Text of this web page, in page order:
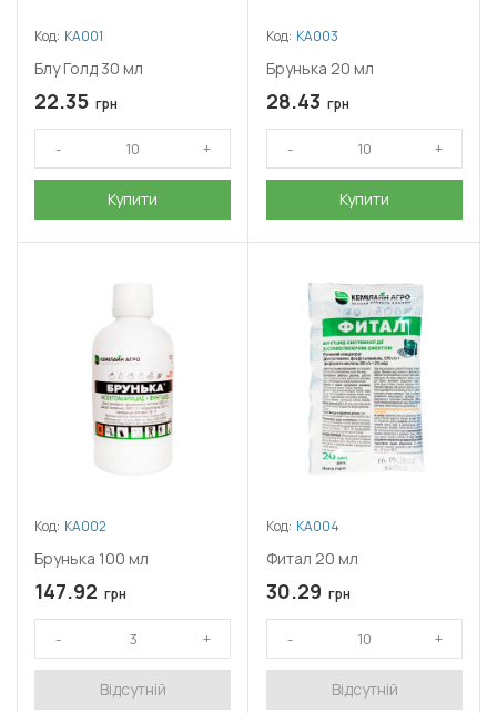
Код: КА001
Блу Голд 30 мл
22.35 грн
Купити
Код: КА003
Брунька 20 мл
28.43 грн
Купити
Код: КА002
Брунька 100 мл
147.92 грн
Відсутній
Код: КА004
Фитал 20 мл
30.29 грн
Відсутній